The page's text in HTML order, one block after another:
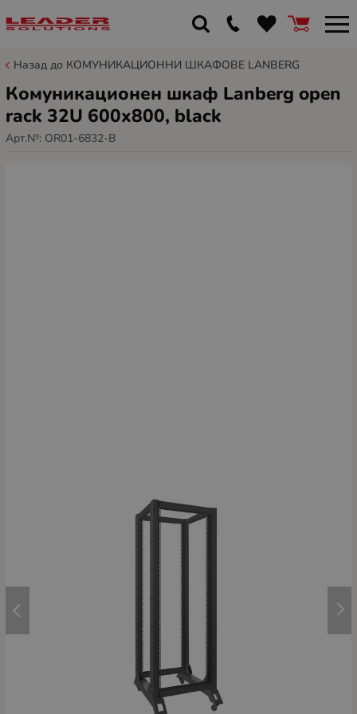
Назад до КОМУНИКАЦИОННИ ШКАФОВЕ LANBERG
Комуникационен шкаф Lanberg open
rack 32U 600x800, black
Арт.№: OR01-6832-B